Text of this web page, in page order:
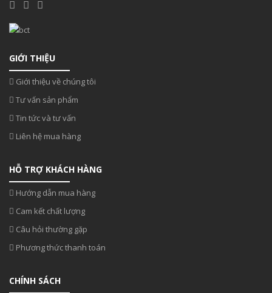
GIỚI THIỆU
Giới thiệu về chúng tôi
Tư vấn sản phẩm
Tin tức và tư vấn
Liên hệ mua hàng
HỖ TRỢ KHÁCH HÀNG
Hướng dẫn mua hàng
Cam kết chất lượng
Câu hỏi thường gặp
Phương thức thanh toán
CHÍNH SÁCH